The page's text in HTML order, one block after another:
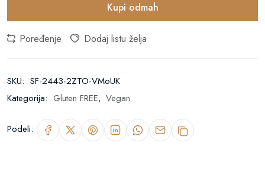
Kupi odmah
Poređenje Dodaj listu želja
SKU: SF-2443-2ZTO-VMoUK
Kategorija: Gluten FREE, Vegan
Podeli: